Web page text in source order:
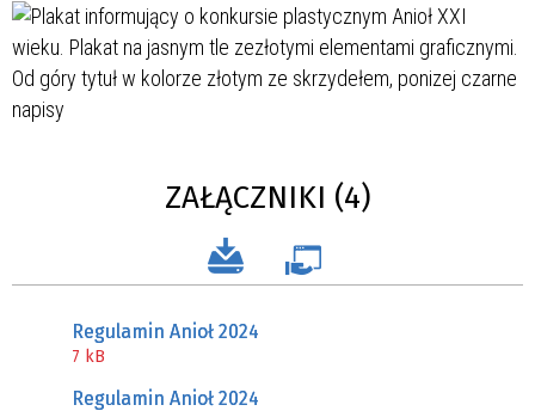
ZAŁĄCZNIKI (4)
Regulamin Anioł 2024
7 kB
Regulamin Anioł 2024